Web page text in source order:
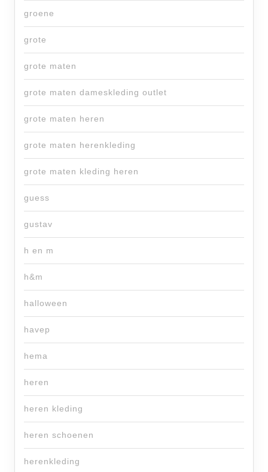
groene
grote
grote maten
grote maten dameskleding outlet
grote maten heren
grote maten herenkleding
grote maten kleding heren
guess
gustav
h en m
h&m
halloween
havep
hema
heren
heren kleding
heren schoenen
herenkleding